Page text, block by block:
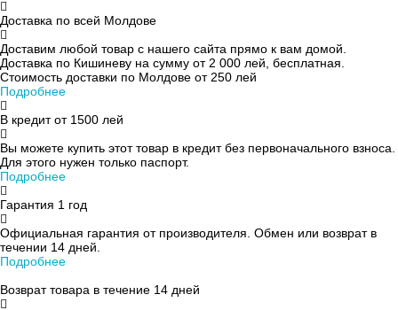
Доставка по всей Молдове
Доставим любой товар с нашего сайта прямо к вам домой.
Доставка по Кишиневу на сумму от 2 000 лей, бесплатная.
Стоимость доставки по Молдове от 250 лей
Подробнее
В кредит от 1500 лей
Вы можете купить этот товар в кредит без первоначального взноса.
Для этого нужен только паспорт.
Подробнее
Гарантия 1 год
Официальная гарантия от производителя. Обмен или возврат в
течении 14 дней.
Подробнее
Возврат товара в течение 14 дней